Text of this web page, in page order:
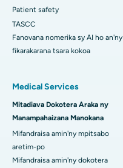
Patient safety
TASCC
Fanovana nomerika sy AI ho an'ny
fikarakarana tsara kokoa
Medical Services
Mitadiava Dokotera Araka ny
Manampahaizana Manokana
Mifandraisa amin'ny mpitsabo
aretim-po
Mifandraisa amin'ny dokotera